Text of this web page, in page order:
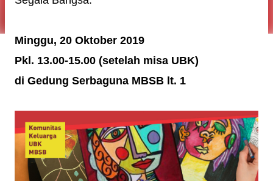
Minggu, 20 Oktober 2019
Pkl. 13.00-15.00 (setelah misa UBK)
di Gedung Serbaguna MBSB lt. 1